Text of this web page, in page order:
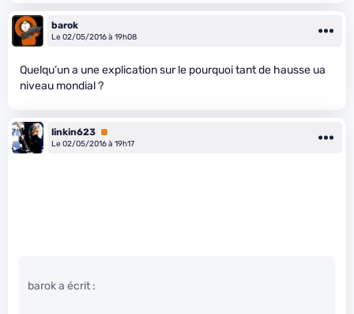
barok
Le 02/05/2016 à 19h08
Quelqu’un a une explication sur le pourquoi tant de hausse ua
niveau mondial ?
linkin623 Premium
Le 02/05/2016 à 19h17
barok a écrit :